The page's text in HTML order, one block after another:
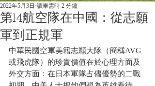
第14航空隊在中國：從志願
軍到正規軍
2022年5月3日 讀畢需時 2 分鐘
中華民國空軍美籍志願大隊（簡稱AVG
或飛虎隊）的珍貴價值在於心理方面及
外交方面：在日本軍隊占儘優勢的二戰